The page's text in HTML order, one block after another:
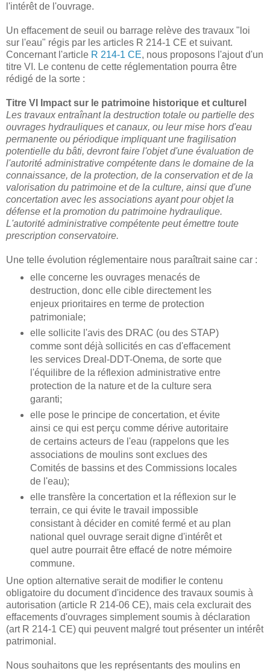
l'intérêt de l'ouvrage.
Un effacement de seuil ou barrage relève des travaux "loi
sur l'eau" régis par les articles R 214-1 CE et suivant.
Concernant l'article R 214-1 CE, nous proposons l'ajout d'un
titre VI. Le contenu de cette réglementation pourra être
rédigé de la sorte :
Titre VI Impact sur le patrimoine historique et culturel
Les travaux entraînant la destruction totale ou partielle des
ouvrages hydrauliques et canaux, ou leur mise hors d'eau
permanente ou périodique impliquant une fragilisation
potentielle du bâti, devront faire l'objet d'une évaluation de
l'autorité administrative compétente dans le domaine de la
connaissance, de la protection, de la conservation et de la
valorisation du patrimoine et de la culture, ainsi que d'une
concertation avec les associations ayant pour objet la
défense et la promotion du patrimoine hydraulique.
L'autorité administrative compétente peut émettre toute
prescription conservatoire.
Une telle évolution réglementaire nous paraîtrait saine car :
elle concerne les ouvrages menacés de
destruction, donc elle cible directement les
enjeux prioritaires en terme de protection
patrimoniale;
elle sollicite l'avis des DRAC (ou des STAP)
comme sont déjà sollicités en cas d'effacement
les services Dreal-DDT-Onema, de sorte que
l'équilibre de la réflexion administrative entre
protection de la nature et de la culture sera
garanti;
elle pose le principe de concertation, et évite
ainsi ce qui est perçu comme dérive autoritaire
de certains acteurs de l'eau (rappelons que les
associations de moulins sont exclues des
Comités de bassins et des Commissions locales
de l'eau);
elle transfère la concertation et la réflexion sur le
terrain, ce qui évite le travail impossible
consistant à décider en comité fermé et au plan
national quel ouvrage serait digne d'intérêt et
quel autre pourrait être effacé de notre mémoire
commune.
Une option alternative serait de modifier le contenu
obligatoire du document d'incidence des travaux soumis à
autorisation (article R 214-06 CE), mais cela exclurait des
effacements d'ouvrages simplement soumis à déclaration
(art R 214-1 CE) qui peuvent malgré tout présenter un intérêt
patrimonial.
Nous souhaitons que les représentants des moulins en